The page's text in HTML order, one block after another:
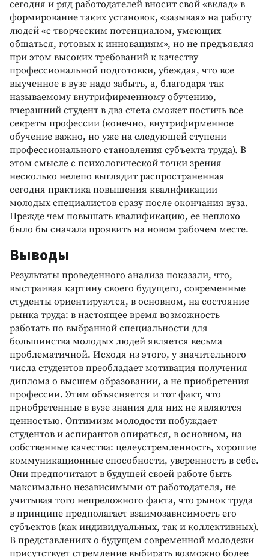
сегодня и ряд работодателей вносит свой «вклад» в
формирование таких установок, «зазывая» на работу
людей «с творческим потенциалом, умеющих
общаться, готовых к инновациям», но не предъявляя
при этом высоких требований к качеству
профессиональной подготовки, убеждая, что все
выученное в вузе надо забыть, а, благодаря так
называемому внутрифирменному обучению,
вчерашний студент в два счета сможет постичь все
секреты профессии (конечно, внутрифирменное
обучение важно, но уже на следующей ступени
профессионального становления субъекта труда). В
этом смысле с психологической точки зрения
несколько нелепо выглядит распространенная
сегодня практика повышения квалификации
молодых специалистов сразу после окончания вуза.
Прежде чем повышать квалификацию, ее неплохо
было бы сначала проявить на новом рабочем месте.
Выводы
Результаты проведенного анализа показали, что,
выстраивая картину своего будущего, современные
студенты ориентируются, в основном, на состояние
рынка труда: в настоящее время возможность
работать по выбранной специальности для
большинства молодых людей является весьма
проблематичной. Исходя из этого, у значительного
числа студентов преобладает мотивация получения
диплома о высшем образовании, а не приобретения
профессии. Этим объясняется и тот факт, что
приобретенные в вузе знания для них не являются
ценностью. Оптимизм молодости побуждает
студентов и аспирантов опираться, в основном, на
собственные качества: целеустремленность, хорошие
коммуникационные способности, уверенность в себе.
Они предпочитают в будущей своей работе быть
максимально независимыми от работодателя, не
учитывая того непреложного факта, что рынок труда
в принципе предполагает взаимозависимость его
субъектов (как индивидуальных, так и коллективных).
В представлениях о будущем современной молодежи
присутствует стремление выбирать возможно более